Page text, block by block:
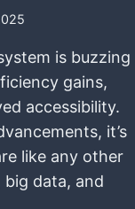
is buzzing
gains,
accessibility.
it’s
like any other
big data, and